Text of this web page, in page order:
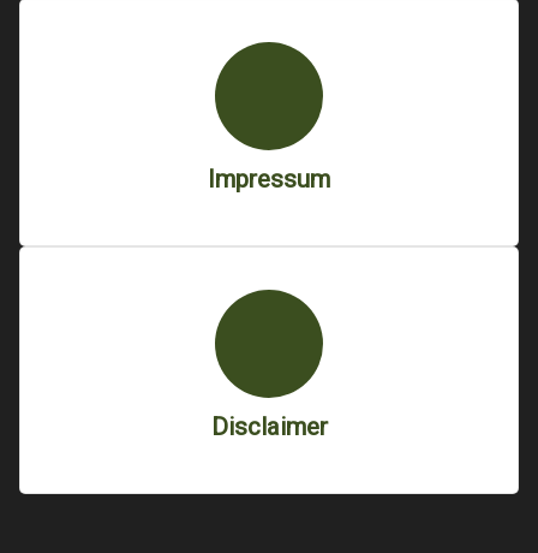
Impressum
Disclaimer